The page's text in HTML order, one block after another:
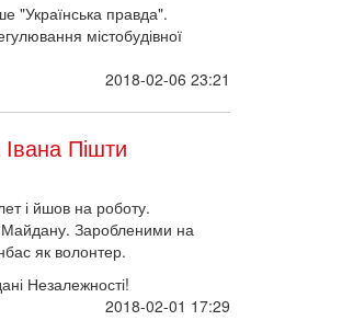
"Українська правда".
містобудівної
2018-02-06 23:21
Пішти
і йшов на роботу.
Майдану. Заробленими на
як волонтер.
Незалежності!
2018-02-01 17:29